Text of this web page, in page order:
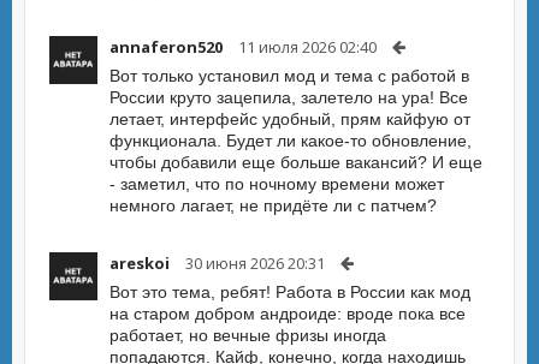
annaferon520 11 июля 2026 02:40
Вот только установил мод и тема с работой в
России круто зацепила, залетело на ура! Все
летает, интерфейс удобный, прям кайфую от
функционала. Будет ли какое-то обновление,
чтобы добавили еще больше вакансий? И еще
- заметил, что по ночному времени может
немного лагает, не придёте ли с патчем?
areskoi 30 июня 2026 20:31
Вот это тема, ребят! Работа в России как мод
на старом добром андроиде: вроде пока все
работает, но вечные фризы иногда
попадаются. Кайф, конечно, когда находишь